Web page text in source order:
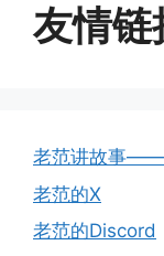
友情链
老范讲故事
老范的X
老范的Discord